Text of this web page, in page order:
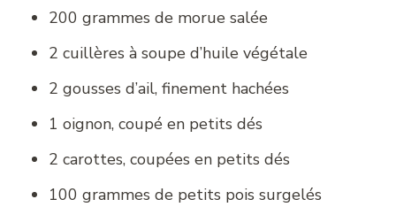
200 grammes de morue salée
2 cuillères à soupe d’huile végétale
2 gousses d’ail, finement hachées
1 oignon, coupé en petits dés
2 carottes, coupées en petits dés
100 grammes de petits pois surgelés